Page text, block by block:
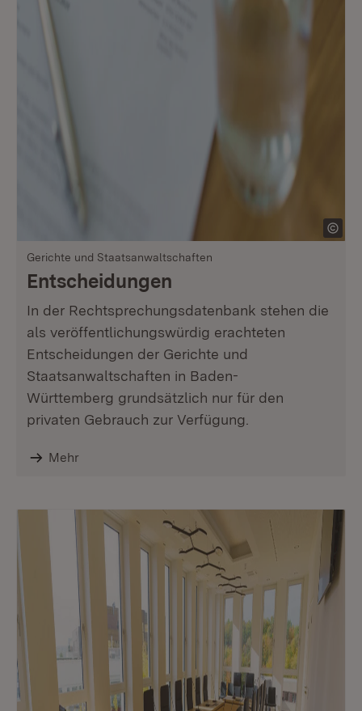
Gerichte und Staatsanwaltschaften
Entscheidungen
In der Rechtsprechungsdatenbank stehen die
als veröffentlichungswürdig erachteten
Entscheidungen der Gerichte und
Staatsanwaltschaften in Baden-
Württemberg grundsätzlich nur für den
privaten Gebrauch zur Verfügung.
Mehr